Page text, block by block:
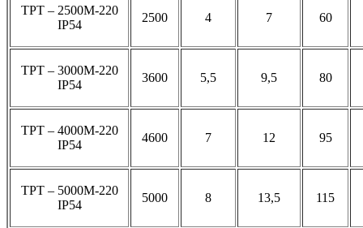
ТРТ – 2500М-220
IP54
2500 4 7 60
ТРТ – 3000М-220
IP54
3600 5,5 9,5 80
ТРТ – 4000М-220
IP54
4600 7 12 95
ТРТ – 5000М-220
IP54
5000 8 13,5 115